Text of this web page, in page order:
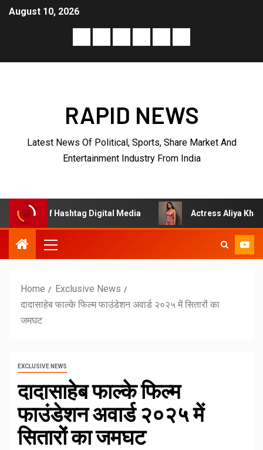
August 10, 2026
RAPID NEWS
Latest News Of Political, Sports, Share Market And
Entertainment Industry From India
Digital Media Actress Aliya Khan Says She
Home
Exclusive News
दादासाहेब फाल्के फिल्म फाउंडेशन अवार्ड २०२५ में सितारों का
जमघट
EXCLUSIVE NEWS
दादासाहेब फाल्के फिल्म
फाउंडेशन अवार्ड २०२५ में
सितारों का जमघट